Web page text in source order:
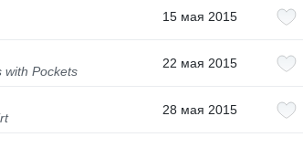
15 мая 2015
with Pockets
22 мая 2015
28 мая 2015